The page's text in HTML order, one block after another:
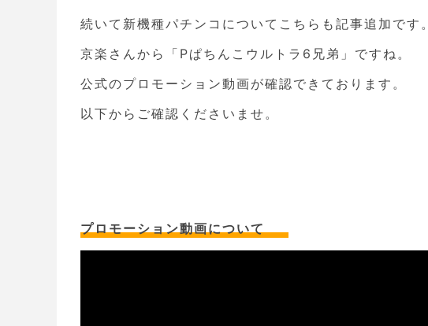
続いて新機種パチンコについてこちらも記事追加です。
京楽さんから「Pぱちんこウルトラ6兄弟」ですね。
公式のプロモーション動画が確認できております。
以下からご確認くださいませ。
プロモーション動画について